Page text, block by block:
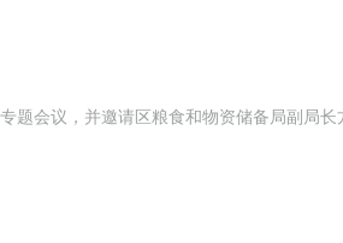
题会议，并邀请区粮食和物资储备局副局长